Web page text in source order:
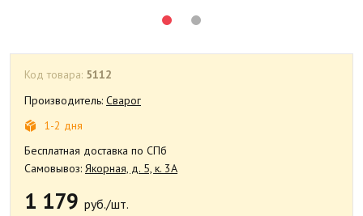
Код товара: 5112
Производитель: Сварог
1-2 дня
Бесплатная доставка по СПб
Самовывоз: Якорная, д. 5, к. 3А
1 179 руб./шт.